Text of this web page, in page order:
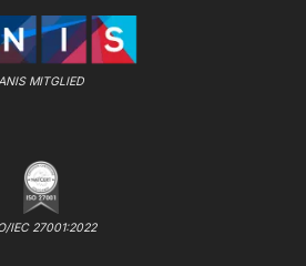
MITGLIED
IEC 27001:2022